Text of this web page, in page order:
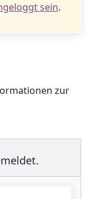
sein.
zur